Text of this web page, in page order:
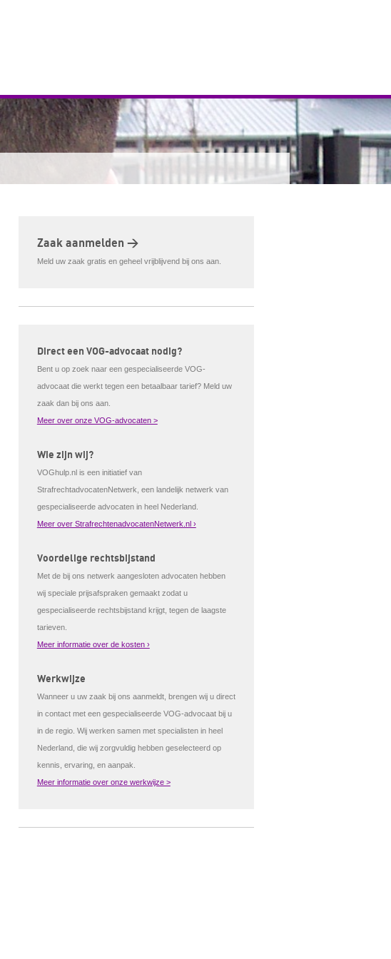
Zaak aanmelden >
Meld uw zaak gratis en geheel vrijblijvend bij ons aan.
Direct een VOG-advocaat nodig?
Bent u op zoek naar een gespecialiseerde VOG-
advocaat die werkt tegen een betaalbaar tarief? Meld uw
zaak dan bij ons aan.
Meer over onze VOG-advocaten >
Wie zijn wij?
VOGhulp.nl is een initiatief van
StrafrechtadvocatenNetwerk, een landelijk netwerk van
gespecialiseerde advocaten in heel Nederland.
Meer over StrafrechtenadvocatenNetwerk.nl ›
Voordelige rechtsbijstand
Met de bij ons netwerk aangesloten advocaten hebben
wij speciale prijsafspraken gemaakt zodat u
gespecialiseerde rechtsbijstand krijgt, tegen de laagste
tarieven.
Meer informatie over de kosten ›
Werkwijze
Wanneer u uw zaak bij ons aanmeldt, brengen wij u direct
in contact met een gespecialiseerde VOG-advocaat bij u
in de regio. Wij werken samen met specialisten in heel
Nederland, die wij zorgvuldig hebben geselecteerd op
kennis, ervaring, en aanpak.
Meer informatie over onze werkwijze >